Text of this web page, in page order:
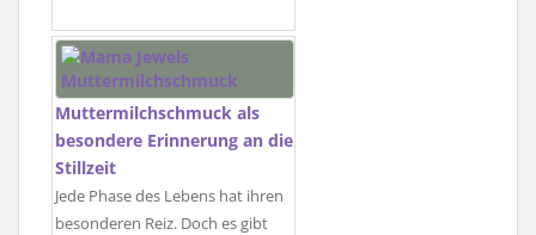
Muttermilchschmuck als
besondere Erinnerung an die
Stillzeit
Jede Phase des Lebens hat ihren
besonderen Reiz. Doch es gibt